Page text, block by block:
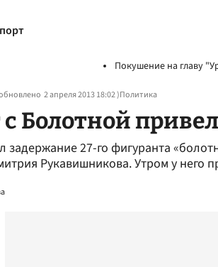
Покушение на главу
2 апреля 2013 18:02)Политика
с Болотной
задержание 27-го фигуранта
Рукавишникова. Утром у него